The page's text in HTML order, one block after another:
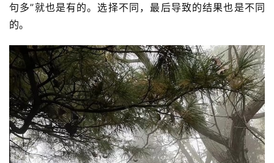
句多”就也是有的。选择不同，最后导致的结果也是不同
的。